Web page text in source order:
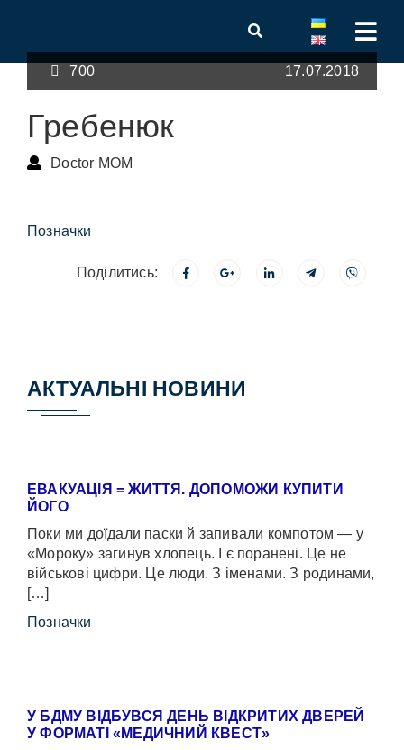
700 17.07.2018
Гребенюк
Doctor MOM
Позначки
Поділитись:
АКТУАЛЬНІ НОВИНИ
ЕВАКУАЦІЯ = ЖИТТЯ. ДОПОМОЖИ КУПИТИ
ЙОГО
Поки ми доїдали паски й запивали компотом — у
«Мороку» загинув хлопець. І є поранені. Це не
військові цифри. Це люди. З іменами. З родинами,
[…]
Позначки
У БДМУ ВІДБУВСЯ ДЕНЬ ВІДКРИТИХ ДВЕРЕЙ
У ФОРМАТІ «МЕДИЧНИЙ КВЕСТ»